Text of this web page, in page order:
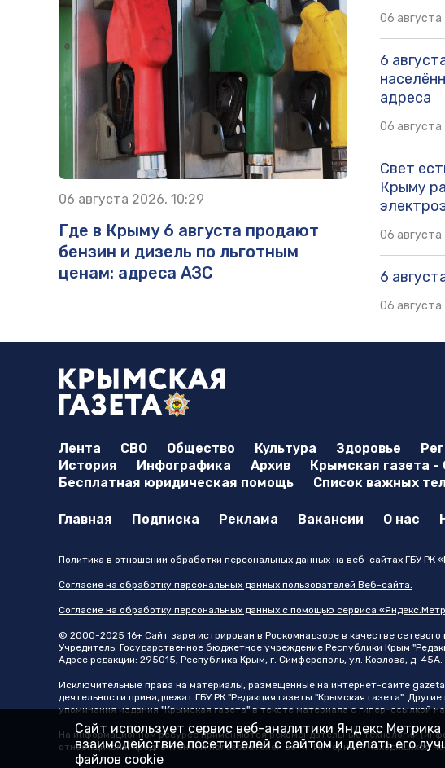
06 августа 2026, 10:29
Где в Крыму 6 августа продают
бензин и дизель по льготным
ценам: адреса АЗС
06 августа
6
адреса
06
Свет
Крыму
06 августа
6
06
Лента СВО Общество Культура Здоровье
История
Инфографика Архив Крымская газета -
Бесплатная юридическая помощь
Список важных
Главная Подписка Реклама Вакансии О нас
Политика в отношении обработки персональных данных на веб-сайтах ГБУ РК
Согласие на обработку персональных данных пользователей Веб-сайта.
Согласие на обработку персональных данных с помощью сервиса
© 2000-2025 16+ Сайт зарегистрирован в Роскомнадзоре в качестве
Учредитель: Государственное бюджетное учреждение Республики Крым
Адрес редакции: 295015, Республика Крым, г. Симферополь, ул. Козлова, д.
Исключительные права на материалы, размещённые на интернет-сайте
деятельности принадлежат ГБУ РК "Редакция газеты "Крымская газета".
упоминания издания "Крымская газета" в тексте материала с гипер-ссылкой
На информационном ресурсе применяются рекомендательные технологии
относящихся к предпочтениям пользователей сети "Интернет", находящихся
Сайт использует сервис веб-аналитики Яндекс
взаимодействие посетителей с сайтом и делать его
файлов cookie